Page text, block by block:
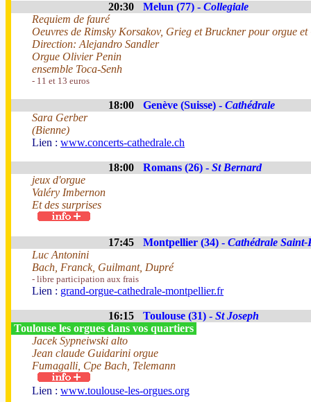
20:30 Melun (77) - Collegiale
Requiem de fauré
Oeuvres de Rimsky Korsakov, Grieg et Bruckner pour orgue et
Direction: Alejandro Sandler
Orgue Olivier Penin
ensemble Toca-Senh
- 11 et 13 euros
18:00 Genève (Suisse) - Cathédrale
Sara Gerber
(Bienne)
Lien : www.concerts-cathedrale.ch
18:00 Romans (26) - St Bernard
jeux d'orgue
Valéry Imbernon
Et des surprises
17:45 Montpellier (34) - Cathédrale Saint-
Luc Antonini
Bach, Franck, Guilmant, Dupré
- libre participation aux frais
Lien : grand-orgue-cathedrale-montpellier.fr
16:15 Toulouse (31) - St Joseph
Toulouse les orgues dans vos quartiers
Jacek Sypneiwski alto
Jean claude Guidarini orgue
Fumagalli, Cpe Bach, Telemann
Lien : www.toulouse-les-orgues.org